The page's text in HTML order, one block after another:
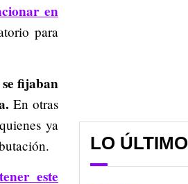
en
para
fijaban
En otras
ya
este
LO ÚLTIMO